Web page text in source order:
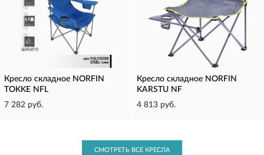
Кресло складное NORFIN
TOKKE NFL
7 282 руб.
Кресло складное NORFIN
KARSTU NF
4 813 руб.
СМОТРЕТЬ ВСЕ КРЕСЛА